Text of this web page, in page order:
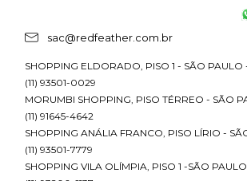
sac@redfeather.com.br
SHOPPING ELDORADO, PISO 1 - SÃO PAULO
(11) 93501-0029
MORUMBI SHOPPING, PISO TÉRREO - SÃO
(11) 91645-4642
SHOPPING ANÁLIA FRANCO, PISO LÍRIO -
(11) 93501-7779
SHOPPING VILA OLÍMPIA, PISO 1 -SÃO